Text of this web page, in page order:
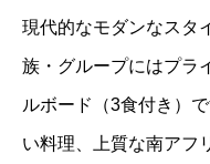
現代的なモダンなスタ
族・グループにはプラ
ルボード（3食付き）
い料理、上質な南アフ